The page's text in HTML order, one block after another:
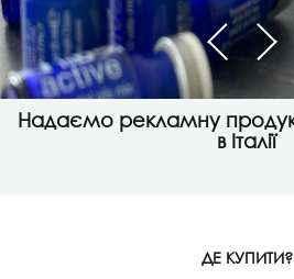
Регулярно проводимо
участю лікаря-
ДЕ КУПИТИ?